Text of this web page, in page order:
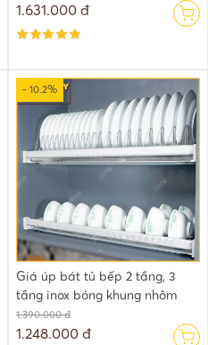
1.631.000 đ
- 10.2%
Giá úp bát tủ bếp 2 tầng, 3
tầng inox bóng khung nhôm
1.390.000 đ
1.248.000 đ